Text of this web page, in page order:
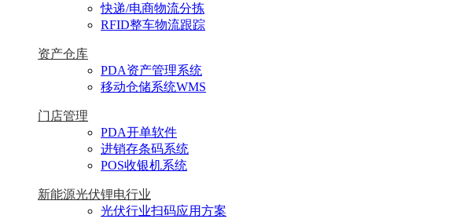
快递/电商物流分拣
RFID整车物流跟踪
资产仓库
PDA资产管理系统
移动仓储系统WMS
门店管理
PDA开单软件
进销存条码系统
POS收银机系统
新能源光伏锂电行业
光伏行业扫码应用方案